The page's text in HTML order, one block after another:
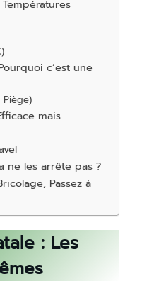
c’est une
Piège)
mais
ne les arrête pas ?
Passez à
: Les